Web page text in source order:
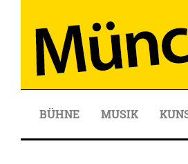
BÜHNE MUSIK